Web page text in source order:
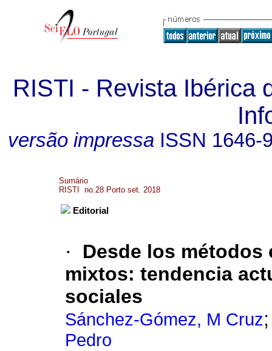
RISTI - Revista Ibérica
versão impressa ISSN 1646-
Sumário
RISTI no.28 Porto set. 2018
Editorial
·
Desde los
mixtos: tendencia
sociales
Sánchez-Gómez, M Cruz
Pedro